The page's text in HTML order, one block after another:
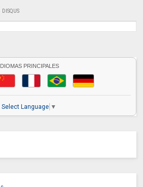
DISQUS
PRINCIPALES
Select Language ▼